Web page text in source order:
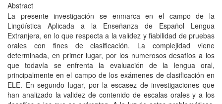
Abstract
La presente investigación se enmarca en el campo de la
Lingüística Aplicada a la Enseñanza de Español Lengua
Extranjera, en lo que respecta a la validez y fiabilidad de pruebas
orales con fines de clasificación. La complejidad viene
determinada, en primer lugar, por los numerosos desafíos a los
que todavía se enfrenta la evaluación de la lengua oral,
principalmente en el campo de los exámenes de clasificación en
ELE. En segundo lugar, por la escasez de investigaciones que
han analizado la validez de contenido de escalas orales y a los